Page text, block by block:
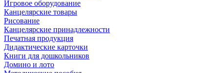
Игровое оборудование
Канцелярские товары
Рисование
Канцелярские принадлежности
Печатная продукция
Дидактические карточки
Книги для дошкольников
Домино и лото